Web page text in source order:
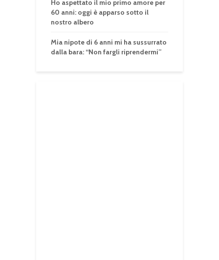
Ho aspettato il mio primo amore per
60 anni: oggi è apparso sotto il
nostro albero
Mia nipote di 6 anni mi ha sussurrato
dalla bara: “Non fargli riprendermi”